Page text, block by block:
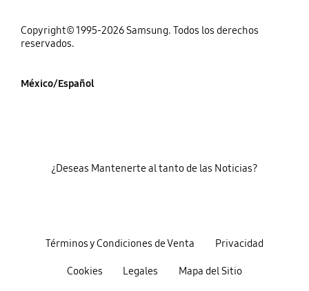
Copyright© 1995-2026 Samsung. Todos los derechos
reservados.
México/Español
Términos y Condiciones de Venta Privacidad
Cookies Legales Mapa del Sitio
¿Deseas Mantenerte al tanto de las Noticias?